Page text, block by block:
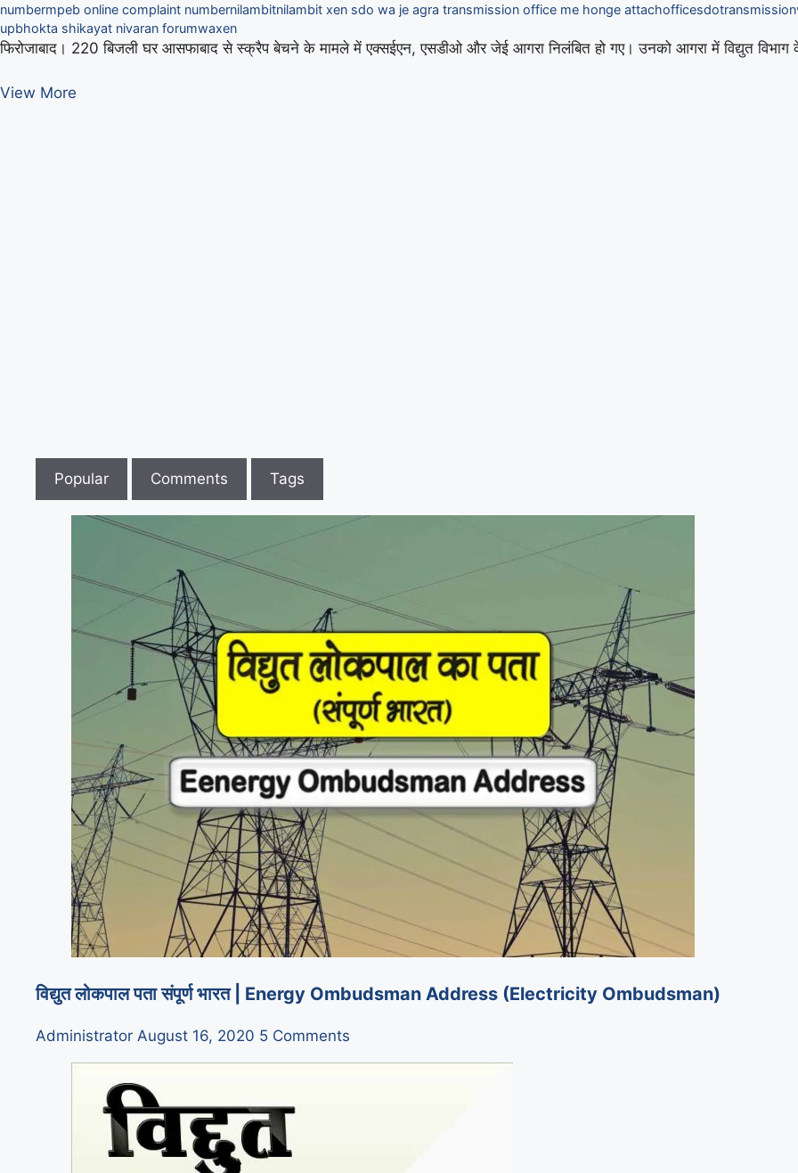
numbermpeb online complaint numbernilambitnilambit xen sdo wa je agra transmission office me honge attachofficesdotransmission
upbhokta shikayat nivaran forumwaxen
फिरोजाबाद। 220 बिजली घर आसफाबाद से स्क्रैप बेचने के मामले में एक्सईएन, एसडीओ और जेई आगरा निलंबित हो गए। उनको आगरा में विद्युत
View More
Popular Comments Tags
विद्युत लोकपाल पता संपूर्ण भारत | Energy Ombudsman Address (Electricity Ombudsman)
Administrator August 16, 2020 5 Comments